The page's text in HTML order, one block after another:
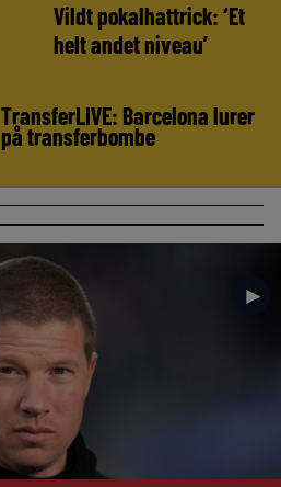
Vildt pokalhattrick: ‘Et
helt andet niveau’
TransferLIVE: Barcelona lurer
på transferbombe
►